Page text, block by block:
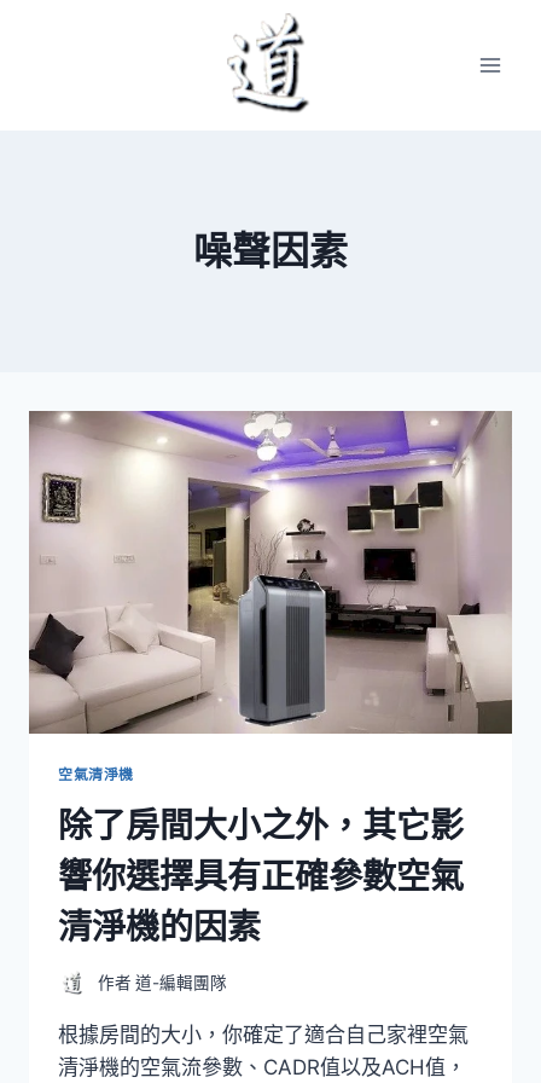
噪聲因素
空氣清淨機
除了房間大小之外，其它影
響你選擇具有正確參數空氣
清淨機的因素
作者 道-編輯團隊
根據房間的大小，你確定了適合自己家裡空氣
清淨機的空氣流參數、CADR值以及ACH值，